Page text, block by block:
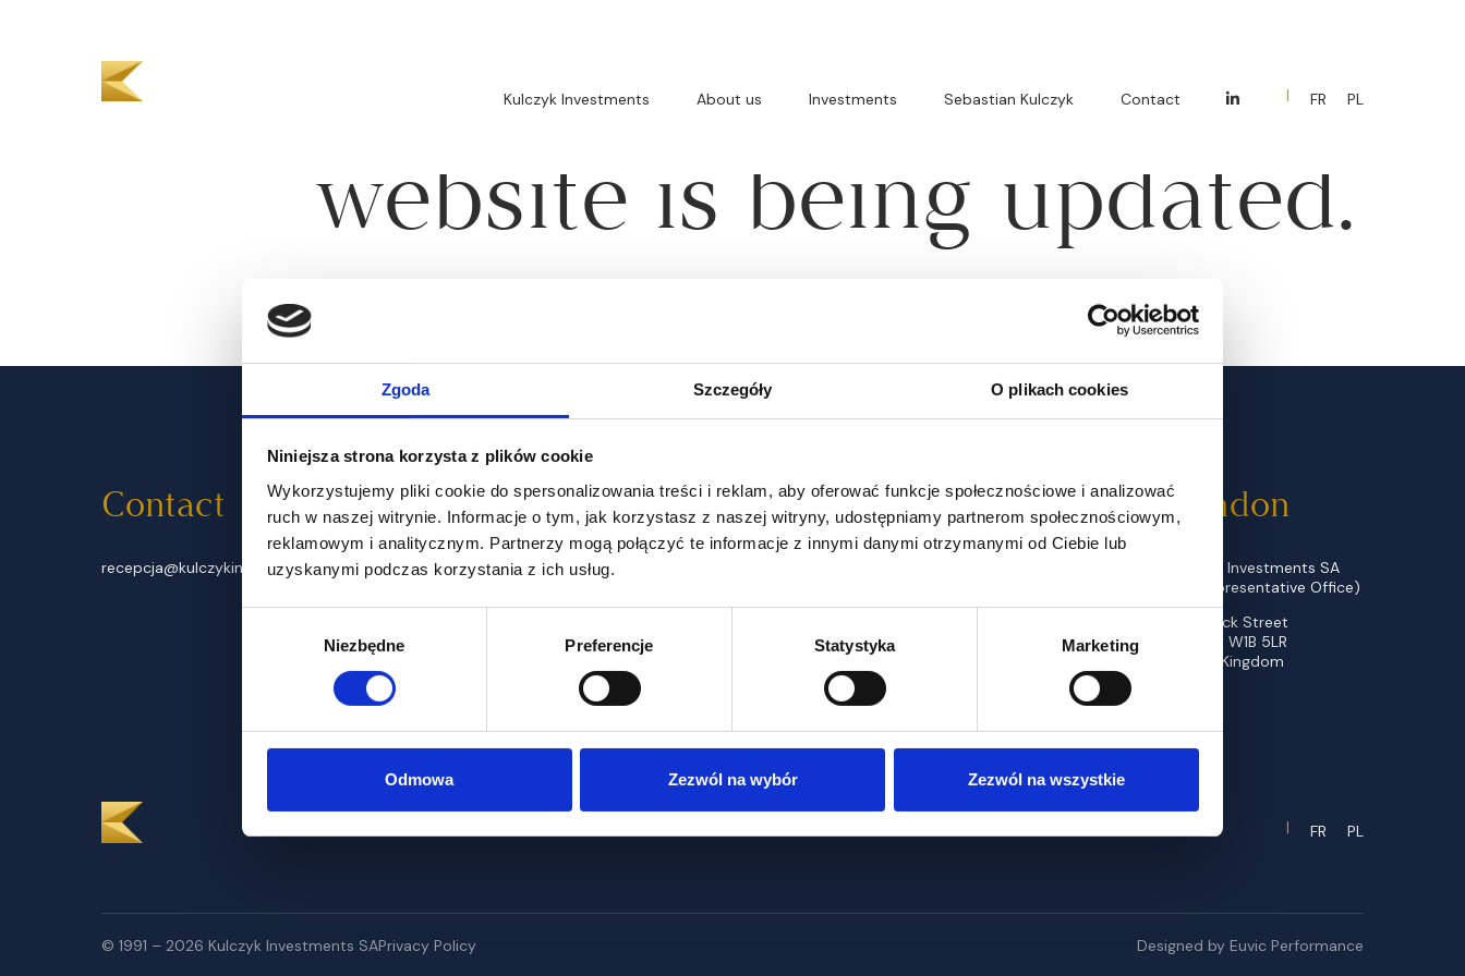
Zgoda Szczegóły O plikach cookies
Niniejsza strona korzysta z plików cookie
Wykorzystujemy pliki cookie do spersonalizowania treści i reklam, aby oferować funkcje społecznościowe i analizować
ruch w naszej witrynie. Informacje o tym, jak korzystasz z naszej witryny, udostępniamy partnerom społecznościowym,
reklamowym i analitycznym. Partnerzy mogą połączyć te informacje z innymi danymi otrzymanymi od Ciebie lub
uzyskanymi podczas korzystania z ich usług.
Niezbędne Preferencje Statystyka Marketing
Odmowa Zezwól na wybór Zezwól na wszystkie
Kulczyk Investments About us Investments Sebastian Kulczyk Contact FR PL
We apologize, our
website is being updated.
Contact
recepcja@kulczykinvestments.com
Luxembourg
Kulczyk Investments SA
11, rue Aldringen
Luxembourg
+352 27 20 30 20
Warsaw
ul. Wspólna 62
Polska
+48 22 522 32 00
London
Kulczyk Investments SA
(UK Representative Office)
1 Warwick Street
London W1B 5LR
United Kingdom
FR PL
© 1991 – 2026 Kulczyk Investments SAPrivacy Policy Designed by Euvic Performance